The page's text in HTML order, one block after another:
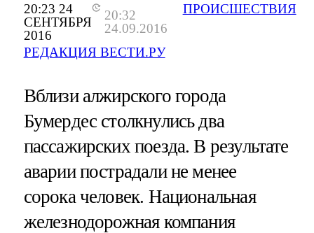
20:23 24
СЕНТЯБРЯ
2016
20:32
24.09.2016
РЕДАКЦИЯ ВЕСТИ.РУ
ПРОИСШЕСТВИЯ
Вблизи алжирского города
Бумердес столкнулись два
пассажирских поезда. В результате
аварии пострадали не менее
сорока человек. Национальная
железнодорожная компания